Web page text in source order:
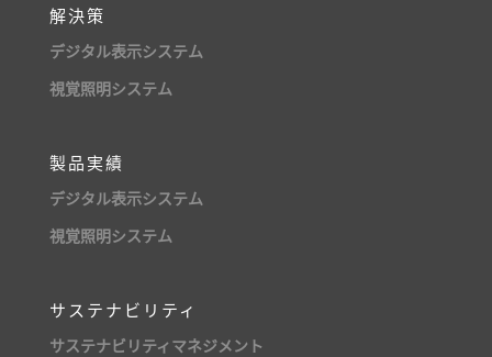
解決策
デジタル表示システム
視覚照明システム
製品実績
デジタル表示システム
視覚照明システム
サステナビリティ
サステナビリティマネジメント